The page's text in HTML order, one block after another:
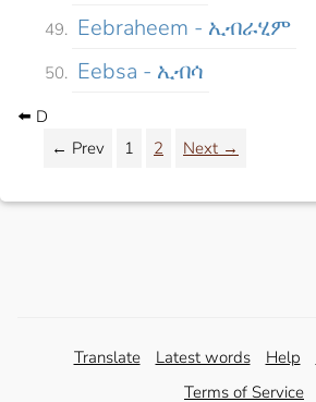
Eebraheem - ኢብራሂም
Eebsa - ኢብሳ
⬅️ D
← Prev
1 2 Next →
Translate Latest words Help
Terms of Service